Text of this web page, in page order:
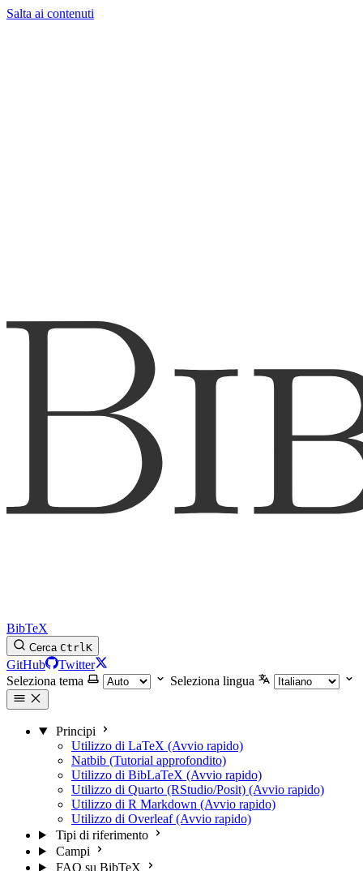
Salta ai contenuti
BibTeX
Cerca CtrlK
GitHub
Twitter
Seleziona tema
Seleziona lingua
Principi
Utilizzo di LaTeX (Avvio rapido)
Natbib (Tutorial approfondito)
Utilizzo di BibLaTeX (Avvio rapido)
Utilizzo di Quarto (RStudio/Posit) (Avvio rapido)
Utilizzo di R Markdown (Avvio rapido)
Utilizzo di Overleaf (Avvio rapido)
Tipi di riferimento
Campi
FAQ su BibTeX